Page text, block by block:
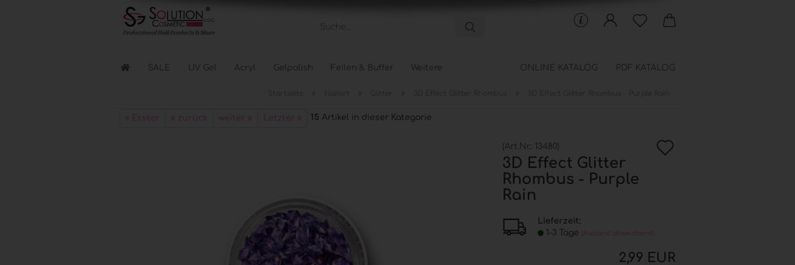
SALE UV Gel Acryl Gelpolish Feilen & Buffer ONLINE KATALOG PDF KATALOG
Weitere
Flüssigkeiten anzeigen
Pflege anzeigen
Tip Nachfüllbeutel
Schablonen
« Erster « zurück weiter » Letzter » 15 Artikel in dieser Kategorie
(Art.Nr.: 13480)
3D Effect Glitter
Rhombus - Purple
Rain
Lieferzeit:
1-3 Tage
(Ausland abweichend)
2,99 EUR